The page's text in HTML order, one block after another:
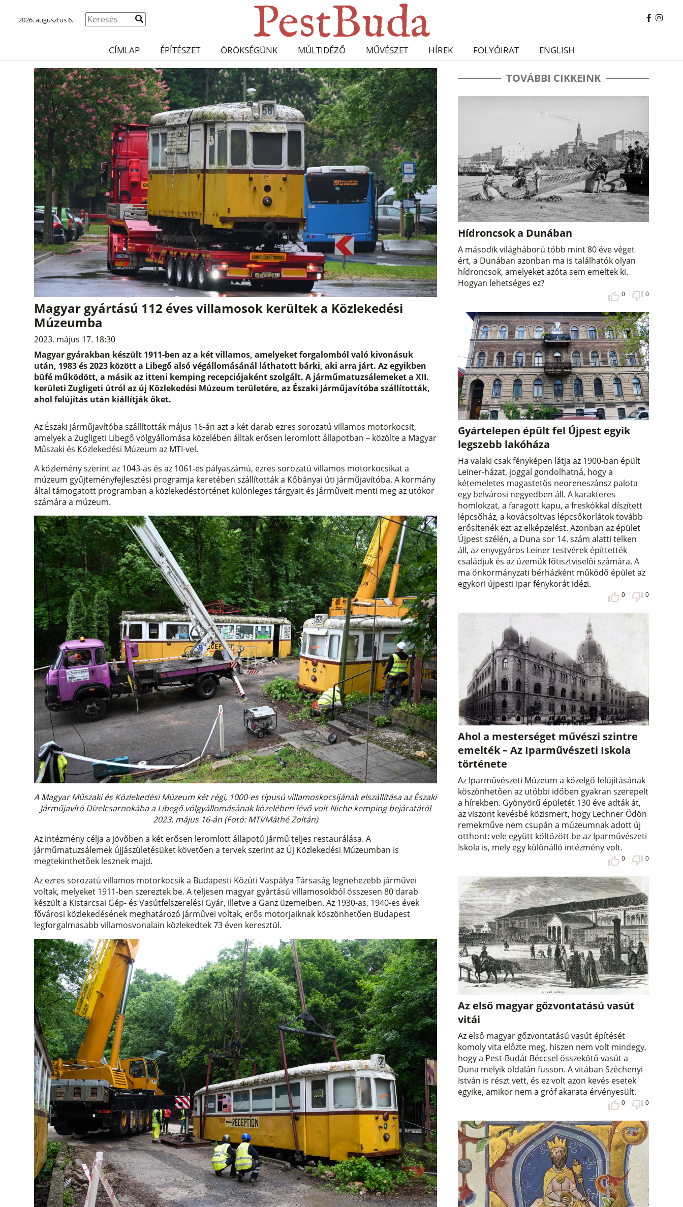
2026. augusztus 6.
CÍMLAP ÉPÍTÉSZET ÖRÖKSÉGÜNK MÚLTIDÉZŐ MŰVÉSZET HÍREK FOLYÓIRAT ENGLISH
Magyar gyártású 112 éves villamosok kerültek a Közlekedési
Múzeumba
2023. május 17. 18:30
Magyar gyárakban készült 1911-ben az a két villamos, amelyeket forgalomból való kivonásuk
után, 1983 és 2023 között a Libegő alsó végállomásánál láthatott bárki, aki arra járt. Az egyikben
büfé működött, a másik az itteni kemping recepciójaként szolgált. A járműmatuzsálemeket a XII.
kerületi Zugligeti útról az új Közlekedési Múzeum területére, az Északi Járműjavítóba szállították,
ahol felújítás után kiállítják őket.
Az Északi Járműjavítóba szállították május 16-án azt a két darab ezres sorozatú villamos motorkocsit,
amelyek a Zugligeti Libegő völgyállomása közelében álltak erősen leromlott állapotban – közölte a Magyar
Műszaki és Közlekedési Múzeum az MTI-vel.
A közlemény szerint az 1043-as és az 1061-es pályaszámú, ezres sorozatú villamos motorkocsikat a
múzeum gyűjteményfejlesztési programja keretében szállították a Kőbányai úti járműjavítóba. A kormány
által támogatott programban a közlekedéstörténet különleges tárgyait és járműveit menti meg az utókor
számára a múzeum.
A Magyar Műszaki és Közlekedési Múzeum két régi, 1000-es típusú villamoskocsijának elszállítása az Északi
Járműjavító Dízelcsarnokába a Libegő völgyállomásának közelében lévő volt Niche kemping bejáratától
2023. május 16-án (Fotó: MTI/Máthé Zoltán)
Az intézmény célja a jövőben a két erősen leromlott állapotú jármű teljes restaurálása. A
járműmatuzsálemek újjászületésüket követően a tervek szerint az Új Közlekedési Múzeumban is
megtekinthetőek lesznek majd.
Az ezres sorozatú villamos motorkocsik a Budapesti Közúti Vaspálya Társaság legnehezebb járművei
voltak, melyeket 1911-ben szereztek be. A teljesen magyar gyártású villamosokból összesen 80 darab
készült a Kistarcsai Gép- és Vasútfelszerelési Gyár, illetve a Ganz üzemeiben. Az 1930-as, 1940-es évek
fővárosi közlekedésének meghatározó járművei voltak, erős motorjaiknak köszönhetően Budapest
legforgalmasabb villamosvonalain közlekedtek 73 éven keresztül.
TOVÁBBI CIKKEINK
Hídroncsok a Dunában
A második világháború több mint 80 éve véget
ért, a Dunában azonban ma is találhatók olyan
hídroncsok, amelyeket azóta sem emeltek ki.
Hogyan lehetséges ez?
0 0
Gyártelepen épült fel Újpest egyik
legszebb lakóháza
Ha valaki csak fényképen látja az 1900-ban épült
Leiner-házat, joggal gondolhatná, hogy a
kétemeletes magastetős neoreneszánsz palota
egy belvárosi negyedben áll. A karakteres
homlokzat, a faragott kapu, a freskókkal díszített
lépcsőház, a kovácsoltvas lépcsőkorlátok tovább
erősítenék ezt az elképzelést. Azonban az épület
Újpest szélén, a Duna sor 14. szám alatti telken
áll, az enyvgyáros Leiner testvérek építtették
családjuk és az üzemük főtisztviselői számára. A
ma önkormányzati bérházként működő épület az
egykori újpesti ipar fénykorát idézi.
0 0
Ahol a mesterséget művészi szintre
emelték – Az Iparművészeti Iskola
története
Az Iparművészeti Múzeum a közelgő felújításának
köszönhetően az utóbbi időben gyakran szerepelt
a hírekben. Gyönyörű épületét 130 éve adták át,
az viszont kevésbé közismert, hogy Lechner Ödön
remekműve nem csupán a múzeumnak adott új
otthont: vele együtt költözött be az Iparművészeti
Iskola is, mely egy különálló intézmény volt.
0 0
Az első magyar gőzvontatású vasút
vitái
Az első magyar gőzvontatású vasút építését
komoly vita előzte meg, hiszen nem volt mindegy,
hogy a Pest-Budát Béccsel összekötő vasút a
Duna melyik oldalán fusson. A vitában Széchenyi
István is részt vett, és ez volt azon kevés esetek
egyike, amikor nem a gróf akarata érvényesült.
0 0